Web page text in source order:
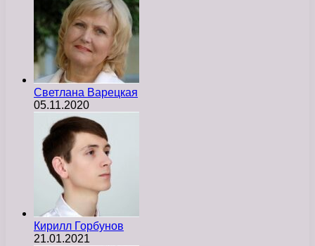
Светлана Варецкая
05.11.2020
Кирилл Горбунов
21.01.2021